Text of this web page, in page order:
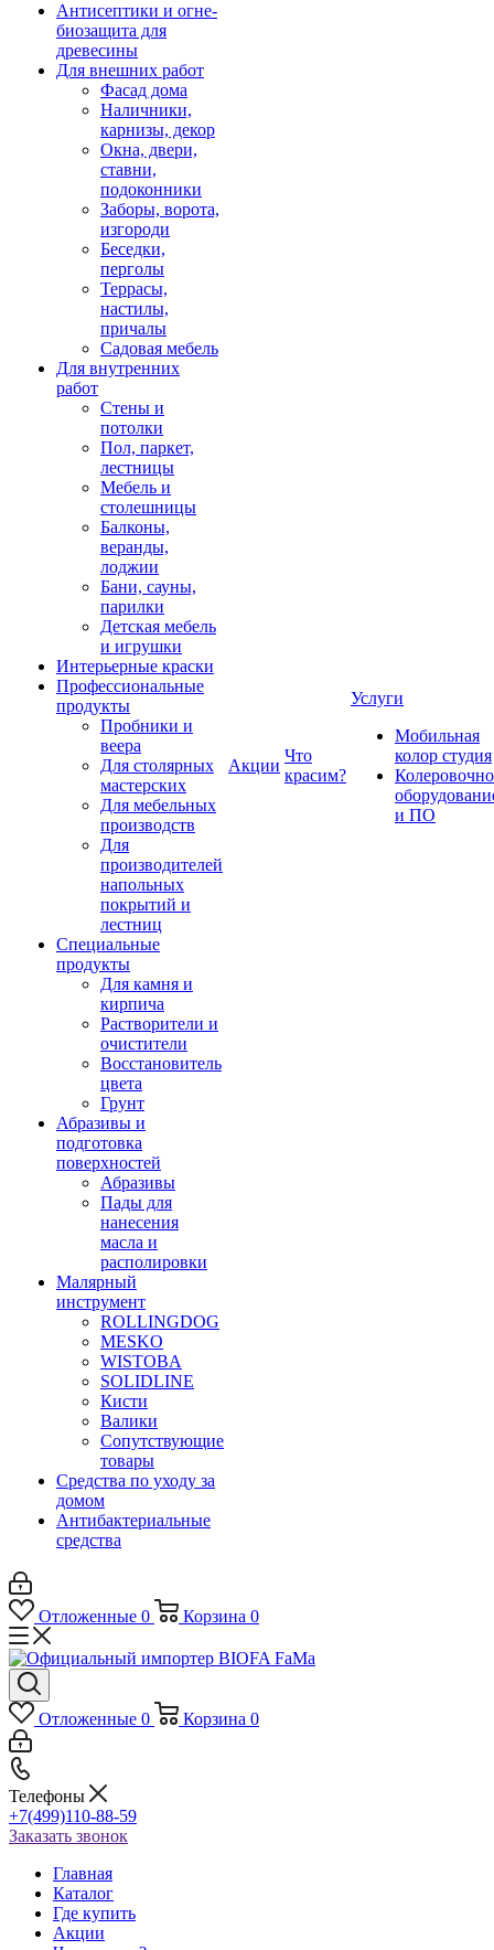
Антисептики и огне-
биозащита для
древесины
Для внешних работ
Фасад дома
Наличники,
карнизы, декор
Окна, двери,
ставни,
подоконники
Заборы, ворота,
изгороди
Беседки,
перголы
Террасы,
настилы,
причалы
Садовая мебель
Для внутренних
работ
Стены и
потолки
Пол, паркет,
лестницы
Мебель и
столешницы
Балконы,
веранды,
лоджии
Бани, сауны,
парилки
Детская мебель
и игрушки
Интерьерные краски
Профессиональные
продукты
Пробники и
веера
Для столярных
мастерских
Для мебельных
производств
Для
производителей
напольных
покрытий и
лестниц
Специальные
продукты
Для камня и
кирпича
Растворители и
очистители
Восстановитель
цвета
Грунт
Абразивы и
подготовка
поверхностей
Абразивы
Пады для
нанесения
масла и
располировки
Малярный
инструмент
ROLLINGDOG
MESKO
WISTOBA
SOLIDLINE
Кисти
Валики
Сопутствующие
товары
Средства по уходу за
домом
Антибактериальные
средства
Акции
Что
красим?
Услуги
Мобильная
колор студия
и ПО
Отложенные 0 Корзина 0
Отложенные 0 Корзина 0
Телефоны
+7(499)110-88-59
Заказать звонок
Главная
Каталог
Где купить
Акции